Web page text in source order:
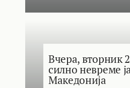
Вчера, вторник
силно невреме
Македонија